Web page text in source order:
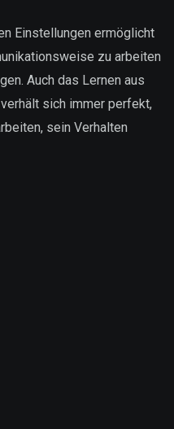
Einstellungen ermöglicht
zu arbeiten
Auch das Lernen aus
sich immer perfekt,
sein Verhalten